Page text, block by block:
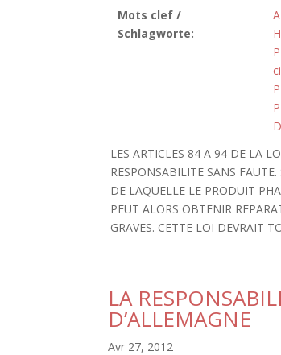
Mots clef /
Schlagworte:
LES ARTICLES 84 A 94 DE LA
RESPONSABILITE SANS
DE LAQUELLE LE PRODUIT
PEUT ALORS OBTENIR
GRAVES. CETTE LOI DEVRAIT
LA
D’ALLEMAGNE
Avr 27, 2012